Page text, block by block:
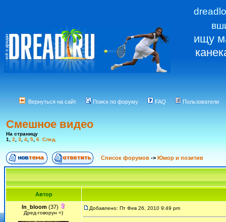
ищу
Вернуться на сайт Поиск по форуму FAQ Пользователи
Смешное видео
На страницу
1
2 3 4 5 6 След.
Список форумов -> Юмор и позитив
Автор
In_bloom(37)
Дред-говорун =)
Добавлено: Пт Фев 26, 2010 9:49 pm